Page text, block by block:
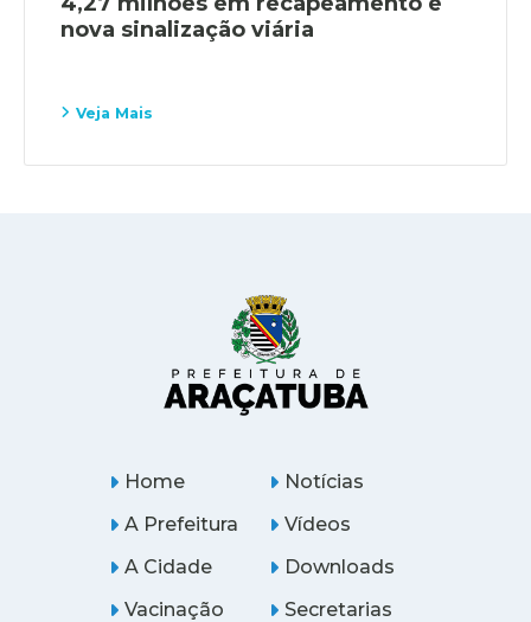
nova sinalização viária
Veja Mais
Home
A Prefeitura
A Cidade
Notícias
Vídeos
Downloads
Vacinação
Secretarias